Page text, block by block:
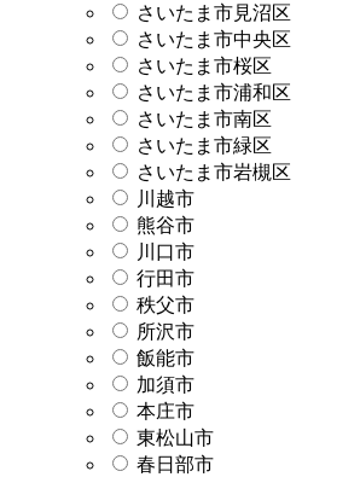
さいたま市見沼区
さいたま市中央区
さいたま市桜区
さいたま市浦和区
さいたま市南区
さいたま市緑区
さいたま市岩槻区
川越市
熊谷市
川口市
行田市
秩父市
所沢市
飯能市
加須市
本庄市
東松山市
春日部市